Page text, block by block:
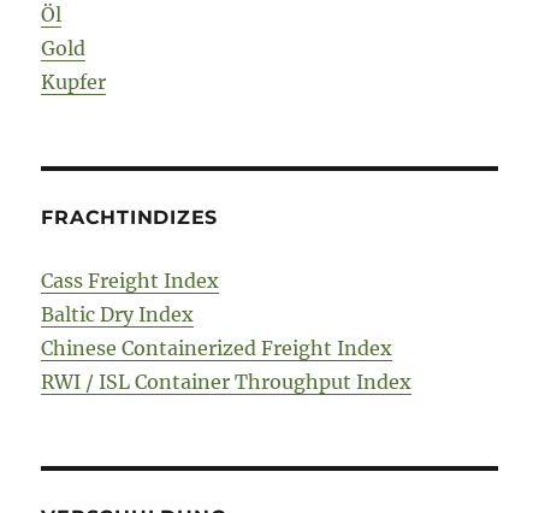
Öl
Gold
Kupfer
FRACHTINDIZES
Cass Freight Index
Baltic Dry Index
Chinese Containerized Freight Index
RWI / ISL Container Throughput Index